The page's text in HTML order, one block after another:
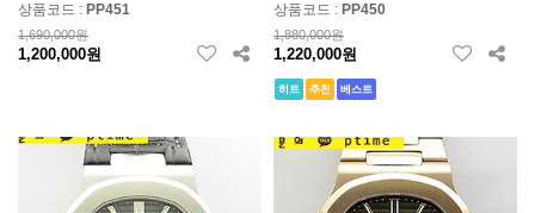
상품코드 : PP451
1,690,000원
1,200,000원
상품코드 : PP450
1,880,000원
1,220,000원
히트 추천 베스트